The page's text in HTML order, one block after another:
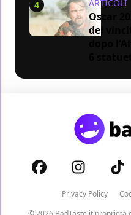
4 ARTICOLI
Oscar
dei
Privacy Policy